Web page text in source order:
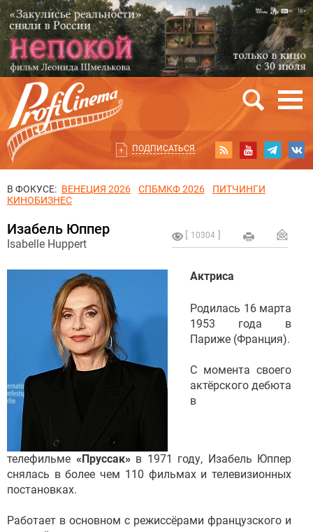
ПОДПИСАТЬСЯ
В ФОКУСЕ: ВЕНЕЦИЯ 2026 СПБМКФ 2026
ПИТЧИНГИ
КИНОБИЗНЕС
10304
Изабель Юппер
Isabelle Huppert
Актриса
Родилась 16 марта
1953 года в
Париже (Франция).
С момента своего
актёрского дебюта
в
телефильме «Пруссак»в 1971 году, Изабель Юппер
снялась в более чем 110 фильмах и телевизионных
постановках.
Работает в основном с режиссёрами французского и